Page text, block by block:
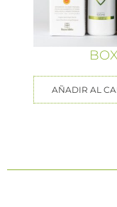
AÑADIR AL